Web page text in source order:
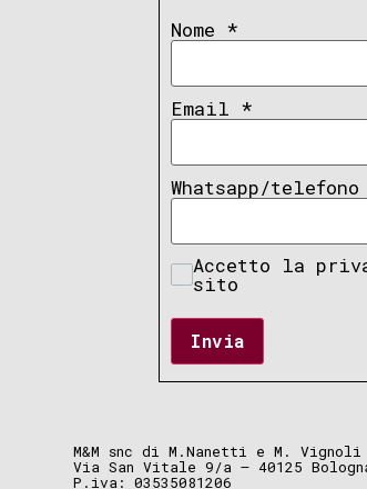
Nome *
Email *
Whatsapp/telefono
Accetto la
sito
Invia
M&M snc di M.Nanetti e M. Vignoli
Via San Vitale 9/a – 40125
P.iva: 03535081206